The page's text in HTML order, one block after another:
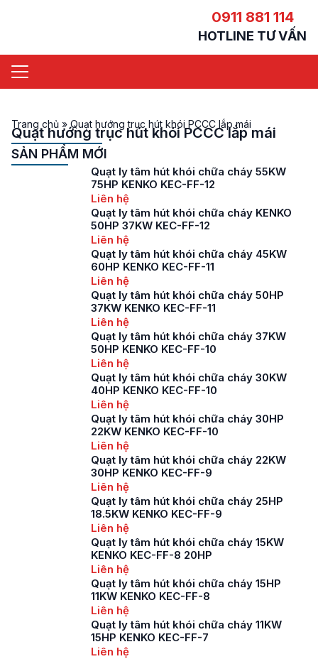
0911 881 114
HOTLINE TƯ VẤN
Trang chủ »Quạt hướng trục hút khói PCCC lắp mái
Quạt hướng trục hút khói PCCC lắp mái
SẢN PHẨM MỚI
Quạt ly tâm hút khói chữa cháy 55KW
75HP KENKO KEC-FF-12
Liên hệ
Quạt ly tâm hút khói chữa cháy KENKO
50HP 37KW KEC-FF-12
Liên hệ
Quạt ly tâm hút khói chữa cháy 45KW
60HP KENKO KEC-FF-11
Liên hệ
Quạt ly tâm hút khói chữa cháy 50HP
37KW KENKO KEC-FF-11
Liên hệ
Quạt ly tâm hút khói chữa cháy 37KW
50HP KENKO KEC-FF-10
Liên hệ
Quạt ly tâm hút khói chữa cháy 30KW
40HP KENKO KEC-FF-10
Liên hệ
Quạt ly tâm hút khói chữa cháy 30HP
22KW KENKO KEC-FF-10
Liên hệ
Quạt ly tâm hút khói chữa cháy 22KW
30HP KENKO KEC-FF-9
Liên hệ
Quạt ly tâm hút khói chữa cháy 25HP
18.5KW KENKO KEC-FF-9
Liên hệ
Quạt ly tâm hút khói chữa cháy 15KW
KENKO KEC-FF-8 20HP
Liên hệ
Quạt ly tâm hút khói chữa cháy 15HP
11KW KENKO KEC-FF-8
Liên hệ
Quạt ly tâm hút khói chữa cháy 11KW
15HP KENKO KEC-FF-7
Liên hệ